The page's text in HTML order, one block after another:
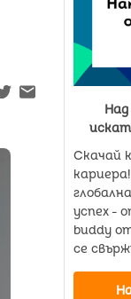
Над
Скачай
успех -
buddy
се